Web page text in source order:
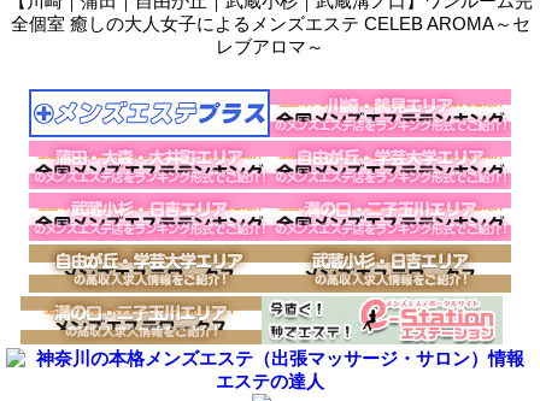
全個室 癒しの大人女子によるメンズエステ CELEB AROMA～セ
レブアロマ～